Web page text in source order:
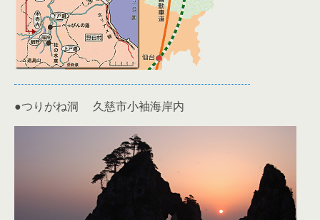
●つりがね洞 久慈市小袖海岸内